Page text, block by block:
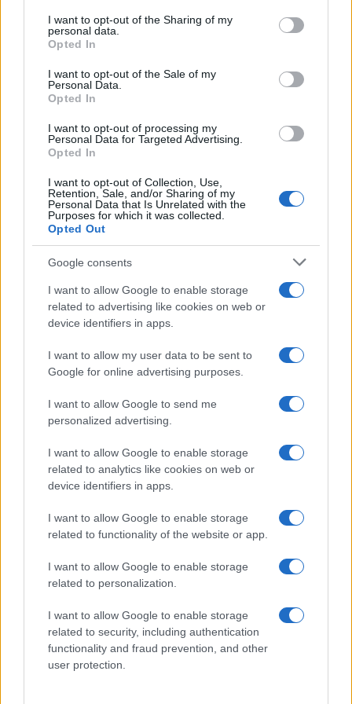
I want to opt-out of the Sharing of my
personal data.
Opted In
I want to opt-out of the Sale of my
Personal Data.
Opted In
I want to opt-out of processing my
Personal Data for Targeted Advertising.
Opted In
I want to opt-out of Collection, Use,
Retention, Sale, and/or Sharing of my
Personal Data that Is Unrelated with the
Purposes for which it was collected.
Opted Out
Google consents
I want to allow Google to enable storage
related to advertising like cookies on web or
device identifiers in apps.
I want to allow my user data to be sent to
Google for online advertising purposes.
I want to allow Google to send me
personalized advertising.
I want to allow Google to enable storage
related to analytics like cookies on web or
device identifiers in apps.
I want to allow Google to enable storage
related to functionality of the website or app.
I want to allow Google to enable storage
related to personalization.
I want to allow Google to enable storage
related to security, including authentication
functionality and fraud prevention, and other
user protection.
avevano inviato alle famiglie dei feriti italiani
migliaia di euro per poche ore di ricovero.
Fauci ora è nei guai: accusato
di oltraggio al Congresso
L'ex virostar a capo della struttura Covid negli
Usa ora rischia il processo: cosa succede
diRedazione
6 Agosto 2026, 17:42
2.4k